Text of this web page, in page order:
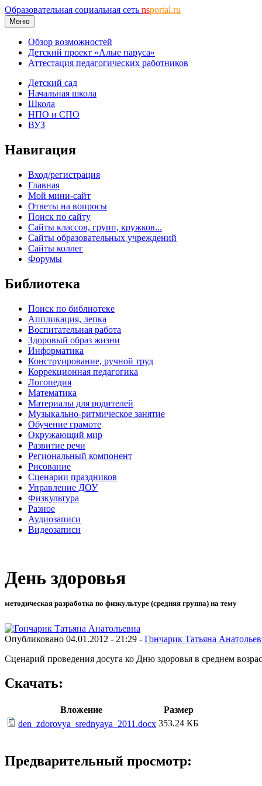
Образовательная социальная сеть nsportal.ru
Меню
Обзор возможностей
Детский проект «Алые паруса»
Аттестация педагогических работников
Детский сад
Начальная школа
Школа
НПО и СПО
ВУЗ
Навигация
Вход/регистрация
Главная
Мой мини-сайт
Ответы на вопросы
Поиск по сайту
Сайты классов, групп, кружков...
Сайты образовательных учреждений
Сайты коллег
Форумы
Библиотека
Поиск по библиотеке
Аппликация, лепка
Воспитательная работа
Здоровый образ жизни
Информатика
Конструирование, ручной труд
Коррекционная педагогика
Логопедия
Математика
Материалы для родителей
Музыкально-ритмическое занятие
Обучение грамоте
Окружающий мир
Развитие речи
Региональный компонент
Рисование
Сценарии праздников
Управление ДОУ
Физкультура
Разное
Аудиозаписи
Видеозаписи
День здоровья
методическая разработка по физкультуре (средняя группа) на тему
Опубликовано 04.01.2012 - 21:29 - Гончарик Татьяна
Сценарий проведения досуга ко Дню здоровья в среднем
Скачать:
Вложение
Размер
den_zdorovya_srednyaya_2011.docx 353.24 КБ
Предварительный просмотр: